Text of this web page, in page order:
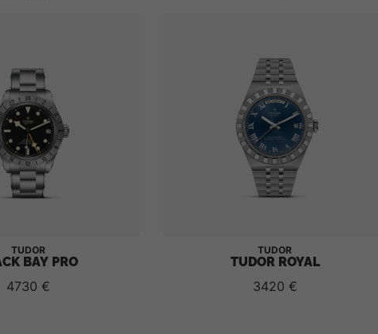
TUDOR
BAY PRO
4730 €
TUDOR
TUDOR ROYAL
3420 €